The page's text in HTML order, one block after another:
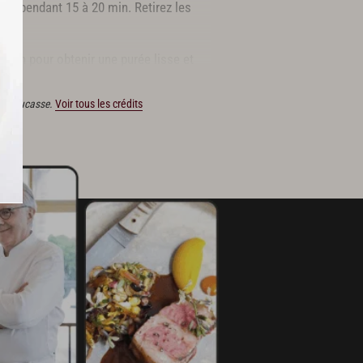
pendant 15 à 20 min. Retirez les
pour obtenir une purée lisse et
Ducasse. Voir tous les crédits